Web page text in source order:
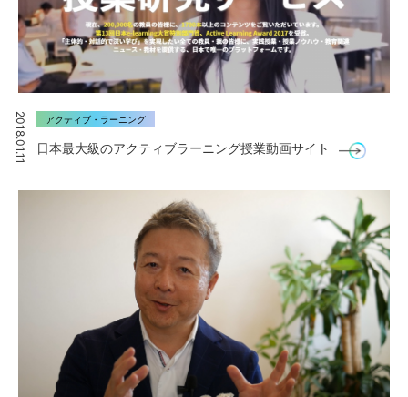
2018.01.11 アクティブ・ラーニング
日本最大級のアクティブラーニング授業動画サイト